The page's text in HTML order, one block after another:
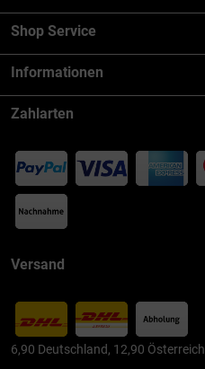
Shop Service
Informationen
Zahlarten
Versand
6,90 Deutschland, 12,90 Österreich